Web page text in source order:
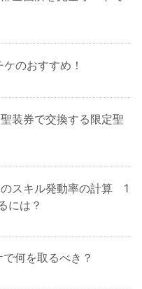
のおすすめ！
装券で交換する限定聖
のスキル発動率の計算 1
には？
で何を取るべき？